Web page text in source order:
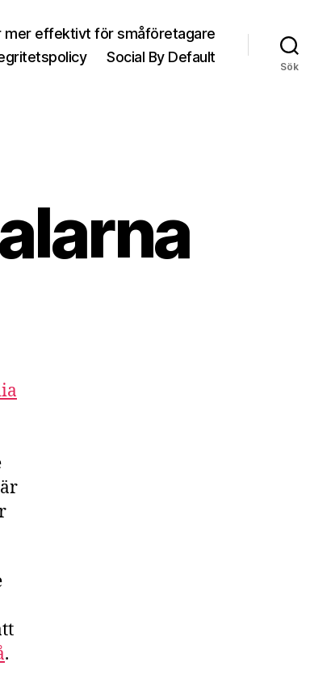
mer effektivt för småföretagare
Social By Default
Sök
.